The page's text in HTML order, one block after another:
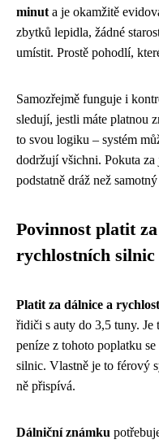
minut a je okamžitě
zbytků lepidla, žádné
umístit. Prostě pohodlí,
Samozřejmě funguje i
sledují, jestli máte platnou
to svou logiku – systém
dodržují všichni. Pokuta
podstatně dráž než
Povinnost platit
rychlostních silnic
Platit za dálnice a
řidiči s auty do 3,5 tuny. Je
peníze z tohoto poplatku
silnic. Vlastně je to férový
ně přispívá.
Dálniční známku